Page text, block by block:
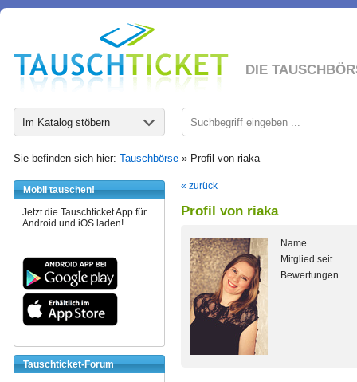
DIE
Im Katalog stöbern
Sie befinden sich hier: Tauschbörse » Profil von riaka
Mobil tauschen!
Jetzt die Tauschticket App für
Android und iOS laden!
Tauschticket-Forum
« zurück
Profil von riaka
Name
Mitglied seit
Bewertungen